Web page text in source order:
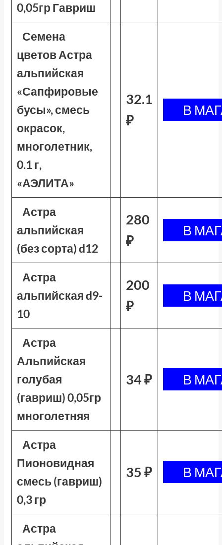
0,05гр Гавриш
Семена
цветов Астра
альпийская
«Сапфировые
бусы», смесь
окрасок,
многолетник,
0.1 г,
«АЭЛИТА»
32.1
₽
Астра
альпийская
(без сорта) d12
280
₽
Астра
альпийская d9-
10
200
₽
Астра
Альпийская
голубая
(гавриш) 0,05гр
многолетняя
34 ₽
Астра
Пионовидная
смесь (гавриш)
0,3 гр
35 ₽
Астра